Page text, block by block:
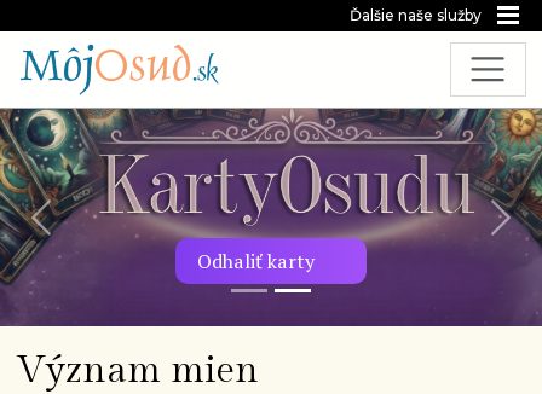
Ďalšie naše služby
Odhaliť karty
Predchádzajúca snímka
Význam mien